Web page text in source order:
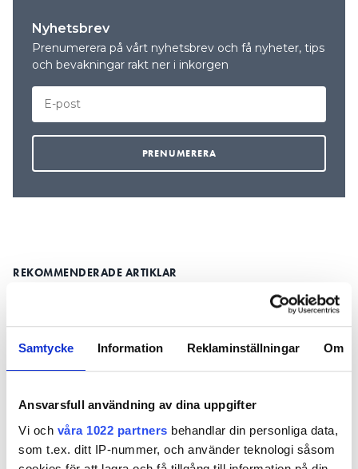
Samtycke Information Reklaminställningar Om
Ansvarsfull användning av dina uppgifter
Vi och våra 1022 partners behandlar din personliga data,
som t.ex. ditt IP-nummer, och använder teknologi såsom
Nyhetsbrev
Prenumerera på vårt nyhetsbrev och få nyheter, tips
och bevakningar rakt ner i inkorgen
REKOMMENDERADE ARTIKLAR
börjar hålla
öppet dygnet
Här ligger Dahls
nya jättelager: 72
000
kvadratmeter
VVS-prylar
säljer
än till